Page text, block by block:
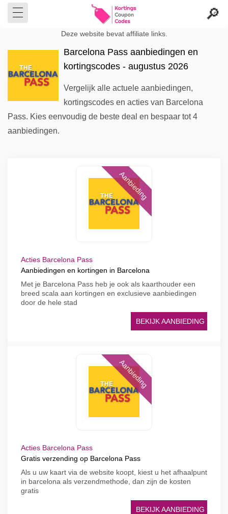
Deze website bevat affiliate links.
Barcelona Pass aanbiedingen en
kortingscodes - augustus 2026
Vergelijk alle actuele aanbiedingen,
kortingscodes en acties van Barcelona
Pass. Kies eenvoudig de beste deal en bespaar tot 4
aanbiedingen.
Aanbieding
Acties Barcelona Pass
Aanbiedingen en kortingen in Barcelona
Met je Barcelona Pass heb je ook als kaarthouder een
breed scala aan kortingen en exclusieve aanbiedingen
door de hele stad
BEKIJK AANBIEDING
Aanbieding
Acties Barcelona Pass
Gratis verzending op Barcelona Pass
Als u uw kaart via de website koopt, kiest u het afhaalpunt
in barcelona als verzendmethode, dan zijn de kosten
gratis
BEKIJK AANBIEDING